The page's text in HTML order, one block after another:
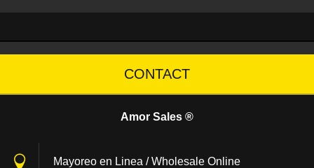
CONTACT
Amor Sales ®
Mayoreo en Linea / Wholesale Online